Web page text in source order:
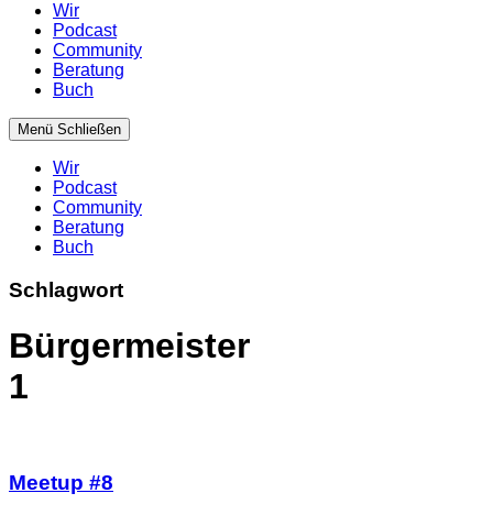
Wir
Podcast
Community
Beratung
Buch
Menü Schließen
Wir
Podcast
Community
Beratung
Buch
Schlagwort
Bürgermeister
1
Meetup #8